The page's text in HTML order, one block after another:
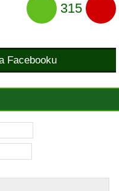
315
Facebooku